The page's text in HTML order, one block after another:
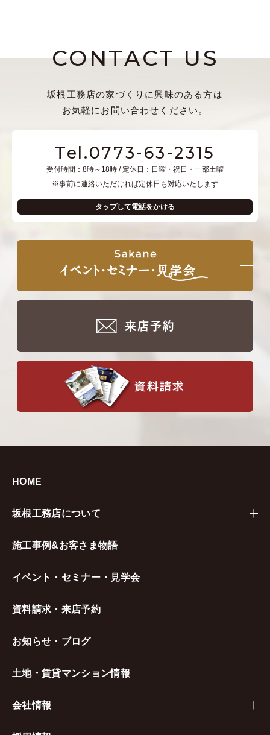
CONTACT US
坂根工務店の家づくりに興味のある方は
お気軽にお問い合わせください。
Tel.0773-63-2315
受付時間：8時～18時 / 定休日：日曜・祝日・一部土曜
※事前に連絡いただければ定休日も対応いたします
タップして電話をかける
HOME
坂根工務店について
施工事例&お客さま物語
イベント・セミナー・見学会
資料請求・来店予約
お知らせ・ブログ
土地・賃貸マンション情報
会社情報